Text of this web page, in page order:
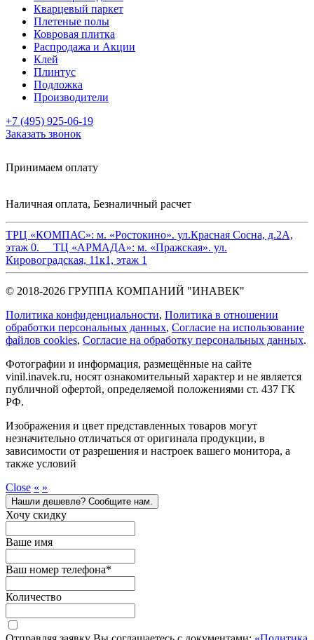
Кварцевый паркет
Плетеные полы
Ковровая плитка
Распродажа и Акции
Клей
Плинтус
Подложка
Производители
+7 (495) 925-06-19
Заказать звонок
Принимаем оплату
Наличная оплата, Безналичный расчет
ТРЦ «КОМПАС»: м. «Ростокино». ул.Красная Сосна, д.2А,
этаж 0. ТЦ «АРМАДА»: м. «Пражская». ул.
Кировоградская, 11к1, этаж 1
© 2018-2026 ГРУППА КОМПАНИЙ "ИНАВЕК"
Политика конфиденциальности, Политика в отношении
обработки персональных данных, Cогласие на использование
файлов cookies, Согласие на обработку персональных данных.
Фотографии и информация, размещённые на сайте
vinil.inavek.ru, носят ознакомительный характер и не является
публичной офертой, определяемой положениями ст. 437 ГК
РФ.
Изображения и цвет представленных товаров могут
незначительно отличаться от оригинала продукции, в
зависимости от разрешения и настроек вашего монитора, а
также условий
Close « »
Нашли дешевле? Сообщите нам.
Хочу скидку
Ваше имя
Ваш номер телефона*
Количество